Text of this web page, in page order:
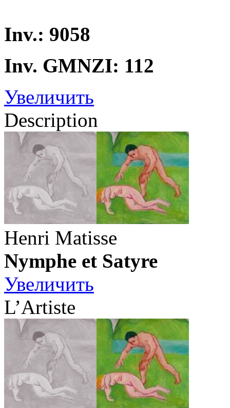
Inv.: 9058
Inv. GMNZI: 112
Увеличить
Description
Henri Matisse
Nymphe et Satyre
Увеличить
L’Artiste